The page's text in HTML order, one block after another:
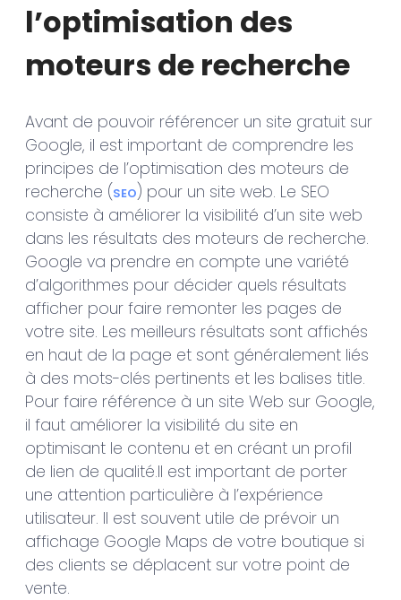
l’optimisation des
moteurs de recherche
Avant de pouvoir référencer un site gratuit sur
Google, il est important de comprendre les
principes de l’optimisation des moteurs de
recherche (SEO) pour un site web. Le SEO
consiste à améliorer la visibilité d’un site web
dans les résultats des moteurs de recherche.
Google va prendre en compte une variété
d’algorithmes pour décider quels résultats
afficher pour faire remonter les pages de
votre site. Les meilleurs résultats sont affichés
en haut de la page et sont généralement liés
à des mots-clés pertinents et les balises title.
Pour faire référence à un site Web sur Google,
il faut améliorer la visibilité du site en
optimisant le contenu et en créant un profil
de lien de qualité.Il est important de porter
une attention particulière à l’expérience
utilisateur. Il est souvent utile de prévoir un
affichage Google Maps de votre boutique si
des clients se déplacent sur votre point de
vente.